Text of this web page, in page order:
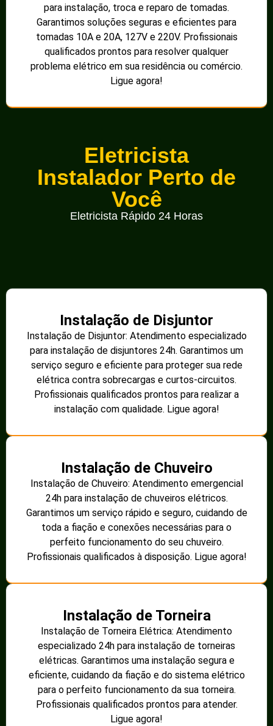
para instalação, troca e reparo de tomadas.
Garantimos soluções seguras e eficientes para
tomadas 10A e 20A, 127V e 220V. Profissionais
qualificados prontos para resolver qualquer
problema elétrico em sua residência ou comércio.
Ligue agora!
Eletricista
Instalador Perto de
Você
Eletricista Rápido 24 Horas
Instalação de Disjuntor
Instalação de Disjuntor: Atendimento especializado
para instalação de disjuntores 24h. Garantimos um
serviço seguro e eficiente para proteger sua rede
elétrica contra sobrecargas e curtos-circuitos.
Profissionais qualificados prontos para realizar a
instalação com qualidade. Ligue agora!
Instalação de Chuveiro
Instalação de Chuveiro: Atendimento emergencial
24h para instalação de chuveiros elétricos.
Garantimos um serviço rápido e seguro, cuidando de
toda a fiação e conexões necessárias para o
perfeito funcionamento do seu chuveiro.
Profissionais qualificados à disposição. Ligue agora!
Instalação de Torneira
Instalação de Torneira Elétrica: Atendimento
especializado 24h para instalação de torneiras
elétricas. Garantimos uma instalação segura e
eficiente, cuidando da fiação e do sistema elétrico
para o perfeito funcionamento da sua torneira.
Profissionais qualificados prontos para atender.
Ligue agora!